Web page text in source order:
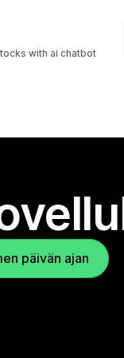
with ai chatbot
päivän ajan